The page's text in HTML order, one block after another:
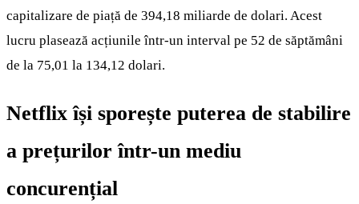
capitalizare de piață de 394,18 miliarde de dolari. Acest
lucru plasează acțiunile într-un interval pe 52 de săptămâni
de la 75,01 la 134,12 dolari.
Netflix își sporește puterea de stabilire
a prețurilor într-un mediu
concurențial